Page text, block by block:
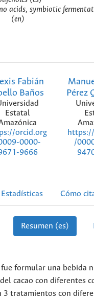
acids, symbiotic
(en)
Fabián
Baños
Estatal
orcid.org
0000-
9666
Pérez
/
Estadísticas Cómo
Resumen (es)
formular una bebida
cacao con diferentes
3 tratamientos con